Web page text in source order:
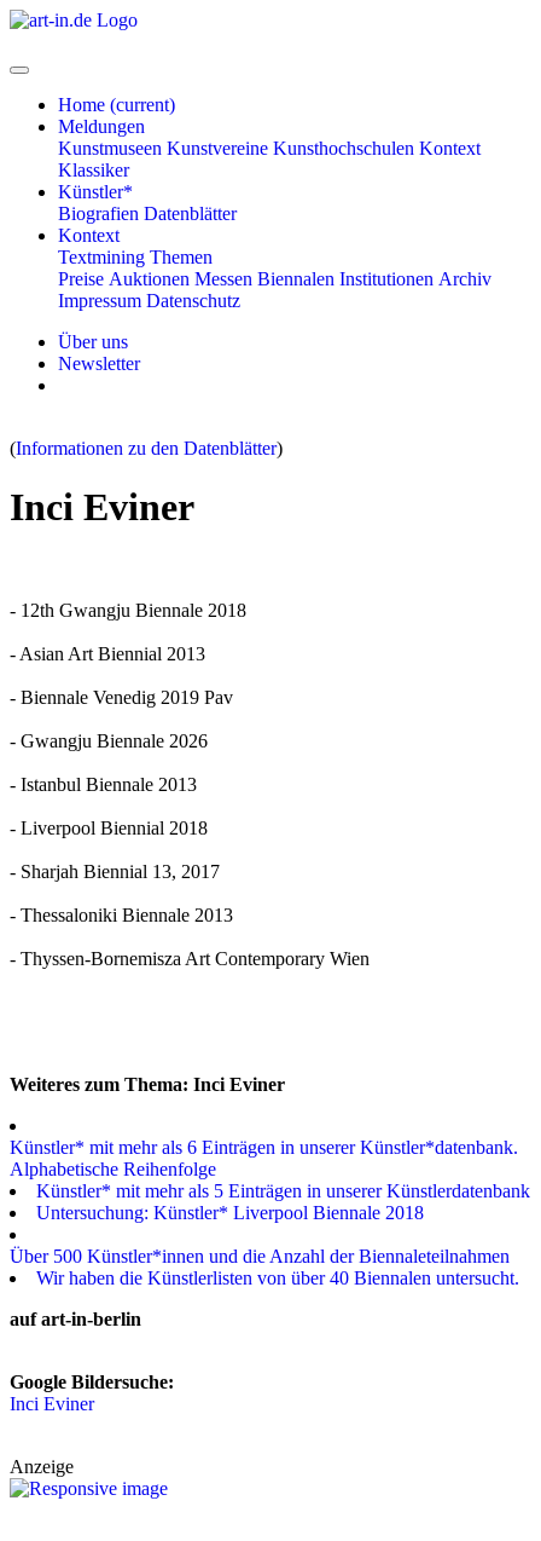
Home (current)
Meldungen
Kunstmuseen Kunstvereine Kunsthochschulen Kontext
Klassiker
Künstler*
Biografien Datenblätter
Kontext
Textmining Themen
Preise Auktionen Messen Biennalen Institutionen Archiv
Impressum Datenschutz
Über uns
Newsletter
(Informationen zu den Datenblätter)
Inci Eviner
- 12th Gwangju Biennale 2018
- Asian Art Biennial 2013
- Biennale Venedig 2019 Pav
- Gwangju Biennale 2026
- Istanbul Biennale 2013
- Liverpool Biennial 2018
- Sharjah Biennial 13, 2017
- Thessaloniki Biennale 2013
- Thyssen-Bornemisza Art Contemporary Wien
Weiteres zum Thema: Inci Eviner
Künstler* mit mehr als 6 Einträgen in unserer Künstler*datenbank.
Alphabetische Reihenfolge
Künstler* mit mehr als 5 Einträgen in unserer Künstlerdatenbank
Untersuchung: Künstler* Liverpool Biennale 2018
Über 500 Künstler*innen und die Anzahl der Biennaleteilnahmen
Wir haben die Künstlerlisten von über 40 Biennalen untersucht.
auf art-in-berlin
Google Bildersuche:
Inci Eviner
Anzeige